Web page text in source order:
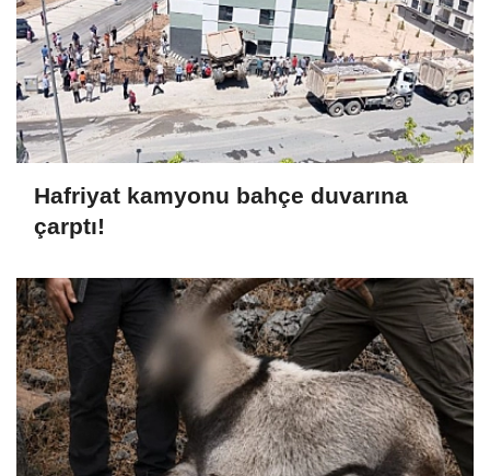
Hafriyat kamyonu bahçe duvarına
çarptı!